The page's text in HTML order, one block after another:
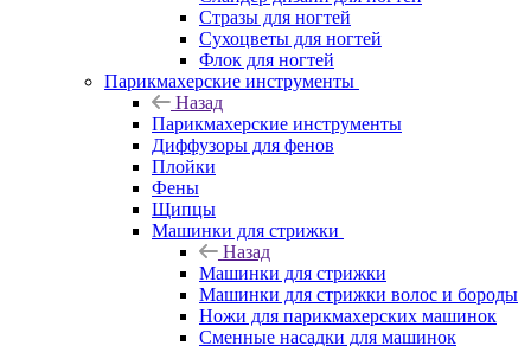
Стразы для ногтей
Сухоцветы для ногтей
Флок для ногтей
Парикмахерские инструменты
Назад
Парикмахерские инструменты
Диффузоры для фенов
Плойки
Фены
Щипцы
Машинки для стрижки
Назад
Машинки для стрижки
Машинки для стрижки волос и бороды
Ножи для парикмахерских машинок
Сменные насадки для машинок